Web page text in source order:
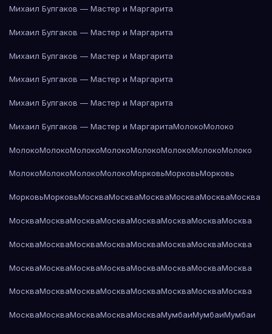
Михаил Булгаков — Мастер и Маргарита
Михаил Булгаков — Мастер и Маргарита
Михаил Булгаков — Мастер и Маргарита
Михаил Булгаков — Мастер и Маргарита
Михаил Булгаков — Мастер и Маргарита
Михаил Булгаков — Мастер и МаргаритаМолокоМолоко
МолокоМолокоМолокоМолокоМолокоМолокоМолокоМолоко
МолокоМолокоМолокоМолокоМорковьМорковьМорковь
МорковьМорковьМоскваМоскваМоскваМоскваМоскваМосква
МоскваМоскваМоскваМоскваМоскваМоскваМоскваМосква
МоскваМоскваМоскваМоскваМоскваМоскваМоскваМосква
МоскваМоскваМоскваМоскваМоскваМоскваМоскваМосква
МоскваМоскваМоскваМоскваМоскваМоскваМоскваМосква
МоскваМоскваМоскваМоскваМоскваМумбаиМумбаиМумбаи